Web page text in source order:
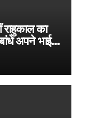
राहुकाल का
अपने भाई